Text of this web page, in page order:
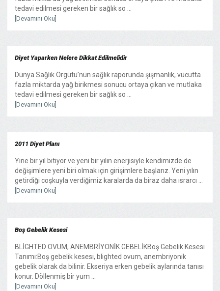
tedavi edilmesi gereken bir sağlık so ...
[Devamını Oku]
Diyet Yaparken Nelere Dikkat Edilmelidir
Dünya Sağlık Örgütü’nün sağlık raporunda şişmanlık, vücutta
fazla miktarda yağ birikmesi sonucu ortaya çıkan ve mutlaka
tedavi edilmesi gereken bir sağlık so ...
[Devamını Oku]
2011 Diyet Planı
Yine bir yıl bitiyor ve yeni bir yılın enerjisiyle kendimizde de
değişimlere yeni biri olmak için girişimlere başlarız. Yeni yılın
getirdiği coşkuyla verdiğimiz karalarda da biraz daha ısrarcı ...
[Devamını Oku]
Boş Gebelik Kesesi
BLİGHTED OVUM, ANEMBRİYONİK GEBELİKBoş Gebelik Kesesi
Tanımı:Boş gebelik kesesi, blighted ovum, anembriyonik
gebelik olarak da bilinir. Ekseriya erken gebelik aylarında tanısı
konur. Döllenmiş bir yum ...
[Devamını Oku]